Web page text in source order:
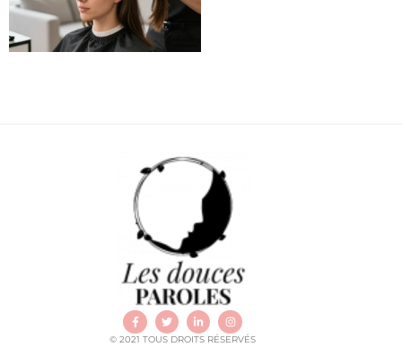
© 2021 TOUS DROITS RÉSERVÉS